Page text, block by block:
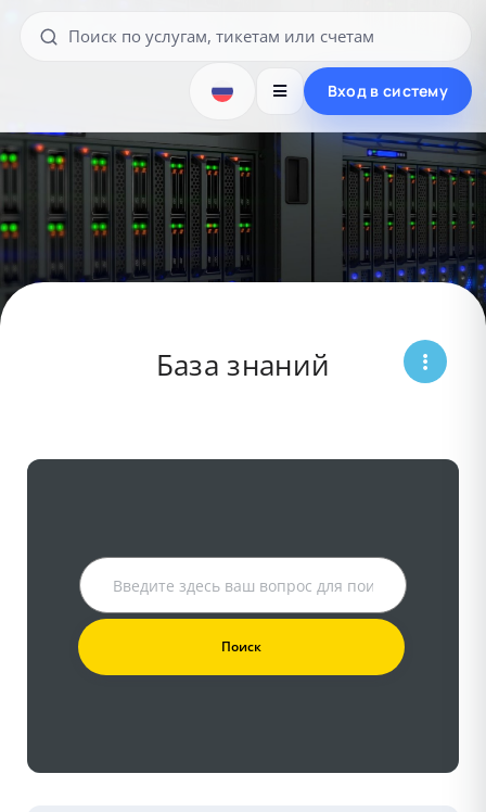
Вход в систему
База знаний